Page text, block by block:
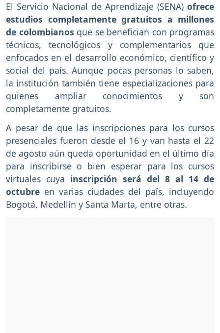
El Servicio Nacional de Aprendizaje (SENA) ofrece
estudios completamente gratuitos a millones
de colombianos que se benefician con programas
técnicos, tecnológicos y complementarios que
enfocados en el desarrollo económico, científico y
social del país. Aunque pocas personas lo saben,
la institución también tiene especializaciones para
quienes ampliar conocimientos y son
completamente gratuitos.
A pesar de que las inscripciones para los cursos
presenciales fueron desde el 16 y van hasta el 22
de agosto aún queda oportunidad en el último día
para inscribirse o bien esperar para los cursos
virtuales cuya inscripción será del 8 al 14 de
octubre en varias ciudades del país, incluyendo
Bogotá, Medellín y Santa Marta, entre otras.